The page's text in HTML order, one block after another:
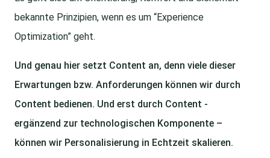
bekannte Prinzipien, wenn es um “Experience
Optimization” geht.
Und genau hier setzt Content an, denn viele dieser
Erwartungen bzw. Anforderungen können wir durch
Content bedienen. Und erst durch Content -
ergänzend zur technologischen Komponente –
können wir Personalisierung in Echtzeit skalieren.